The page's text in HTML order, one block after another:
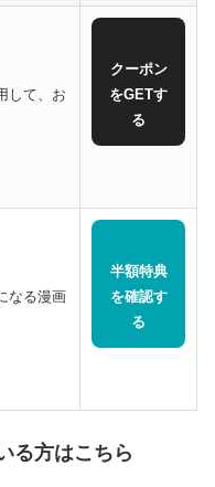
して、お
クーポン
をGETす
る
なる漫画
半額特典
を確認す
る
る方はこちら